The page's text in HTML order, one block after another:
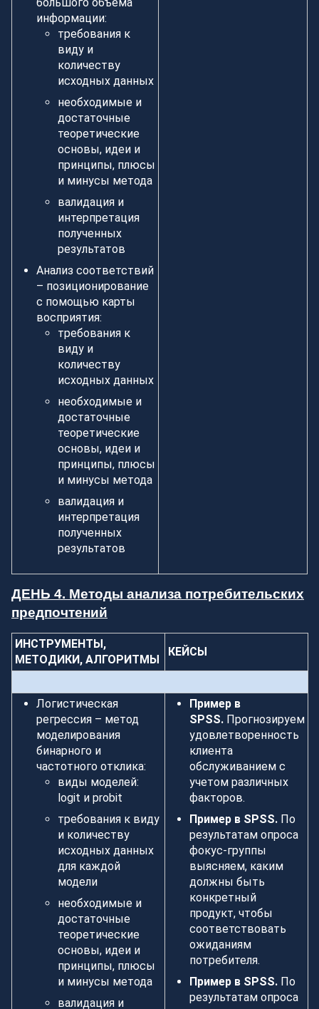
информации:
требования к
виду и
количеству
исходных данных
необходимые и
достаточные
теоретические
основы, идеи и
принципы, плюсы
и минусы метода
валидация и
интерпретация
полученных
результатов
Анализ соответствий
– позиционирование
с помощью карты
восприятия:
требования к
виду и
количеству
исходных данных
необходимые и
достаточные
теоретические
основы, идеи и
принципы, плюсы
и минусы метода
валидация и
интерпретация
полученных
результатов
ДЕНЬ 4. Методы анализа потребительских
предпочтений
ИНСТРУМЕНТЫ,
МЕТОДИКИ, АЛГОРИТМЫ
КЕЙСЫ
Логистическая
регрессия – метод
моделирования
бинарного и
частотного отклика:
виды моделей:
logit и probit
требования к виду
и количеству
исходных данных
для каждой
модели
необходимые и
достаточные
теоретические
основы, идеи и
принципы, плюсы
и минусы метода
валидация и
Пример в
SPSS. Прогнозируем
удовлетворенность
клиента
обслуживанием с
учетом различных
факторов.
Пример в SPSS. По
результатам опроса
фокус-группы
выясняем, каким
должны быть
конкретный
продукт, чтобы
соответствовать
ожиданиям
потребителя.
Пример в SPSS. По
результатам опроса